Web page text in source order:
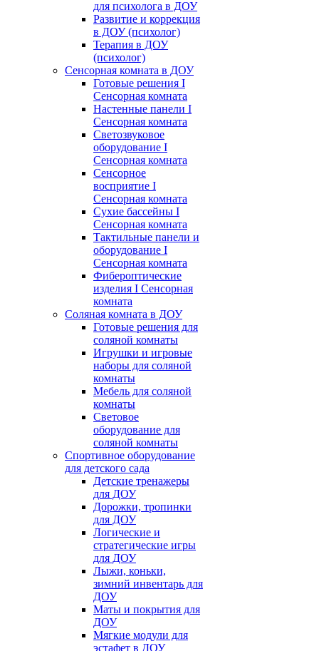
для психолога в ДОУ
Развитие и коррекция
в ДОУ (психолог)
Терапия в ДОУ
(психолог)
Сенсорная комната в ДОУ
Готовые решения I
Сенсорная комната
Настенные панели I
Сенсорная комната
Светозвуковое
оборудование I
Сенсорная комната
Сенсорное
восприятие I
Сенсорная комната
Сухие бассейны I
Сенсорная комната
Тактильные панели и
оборудование I
Сенсорная комната
Фибероптические
изделия I Сенсорная
комната
Соляная комната в ДОУ
Готовые решения для
соляной комнаты
Игрушки и игровые
наборы для соляной
комнаты
Мебель для соляной
комнаты
Световое
оборудование для
соляной комнаты
Спортивное оборудование
для детского сада
Детские тренажеры
для ДОУ
Дорожки, тропинки
для ДОУ
Логические и
стратегические игры
для ДОУ
Лыжи, коньки,
зимний инвентарь для
ДОУ
Маты и покрытия для
ДОУ
Мягкие модули для
эстафет в ДОУ